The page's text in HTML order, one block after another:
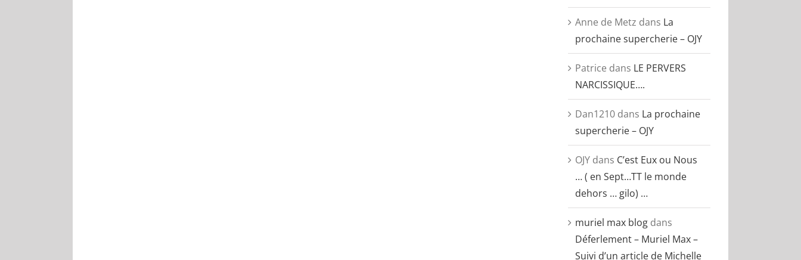
Anne de Metz dans La
prochaine supercherie – OJY
Patrice dans LE PERVERS
NARCISSIQUE….
Dan1210dans La prochaine
supercherie – OJY
OJYdans C’est Eux ou Nous
… ( en Sept…TT le monde
dehors … gilo) …
muriel max blogdans
Déferlement – Muriel Max –
Suivi d’un article de Michelle